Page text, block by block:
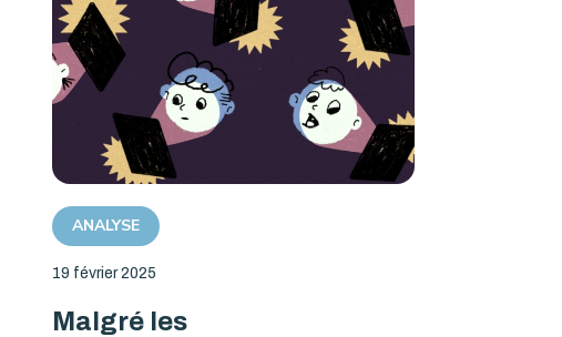
ANALYSE
19 février 2025
Malgré les